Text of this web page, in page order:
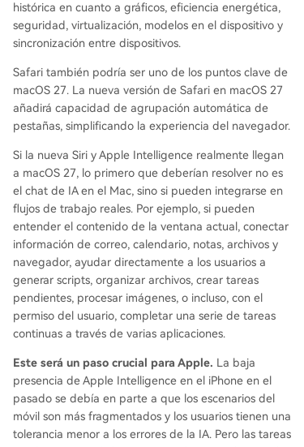
histórica en cuanto a gráficos, eficiencia energética,
seguridad, virtualización, modelos en el dispositivo y
sincronización entre dispositivos.
Safari también podría ser uno de los puntos clave de
macOS 27. La nueva versión de Safari en macOS 27
añadirá capacidad de agrupación automática de
pestañas, simplificando la experiencia del navegador.
Si la nueva Siri y Apple Intelligence realmente llegan
a macOS 27, lo primero que deberían resolver no es
el chat de IA en el Mac, sino si pueden integrarse en
flujos de trabajo reales. Por ejemplo, si pueden
entender el contenido de la ventana actual, conectar
información de correo, calendario, notas, archivos y
navegador, ayudar directamente a los usuarios a
generar scripts, organizar archivos, crear tareas
pendientes, procesar imágenes, o incluso, con el
permiso del usuario, completar una serie de tareas
continuas a través de varias aplicaciones.
Este será un paso crucial para Apple. La baja
presencia de Apple Intelligence en el iPhone en el
pasado se debía en parte a que los escenarios del
móvil son más fragmentados y los usuarios tienen una
tolerancia menor a los errores de la IA. Pero las tareas